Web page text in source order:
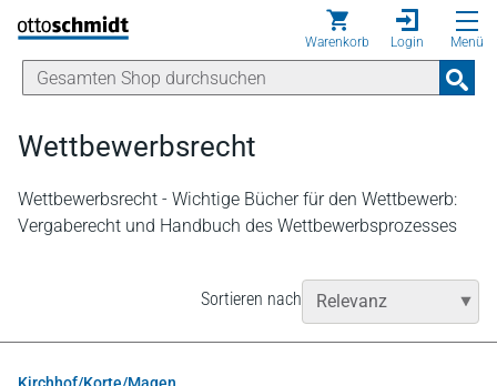
Direkt zum Inhalt
Warenkorb Login Menü
Wettbewerbsrecht
Wettbewerbsrecht - Wichtige Bücher für den Wettbewerb:
Vergaberecht und Handbuch des Wettbewerbsprozesses
Sortieren nach